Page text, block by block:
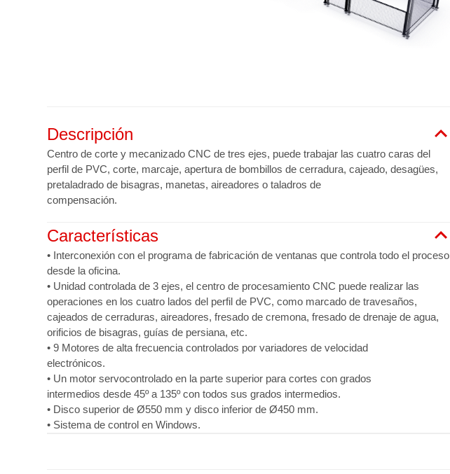
Descripción
Centro de corte y mecanizado CNC de tres ejes, puede trabajar las cuatro caras del
perfil de PVC, corte, marcaje, apertura de bombillos de cerradura, cajeado, desagües,
pretaladrado de bisagras, manetas, aireadores o taladros de
compensación.
Características
• Interconexión con el programa de fabricación de ventanas que controla todo el proceso
desde la oficina.
• Unidad controlada de 3 ejes, el centro de procesamiento CNC puede realizar las
operaciones en los cuatro lados del perfil de PVC, como marcado de travesaños,
cajeados de cerraduras, aireadores, fresado de cremona, fresado de drenaje de agua,
orificios de bisagras, guías de persiana, etc.
• 9 Motores de alta frecuencia controlados por variadores de velocidad
electrónicos.
• Un motor servocontrolado en la parte superior para cortes con grados
intermedios desde 45º a 135º con todos sus grados intermedios.
• Disco superior de Ø550 mm y disco inferior de Ø450 mm.
• Sistema de control en Windows.